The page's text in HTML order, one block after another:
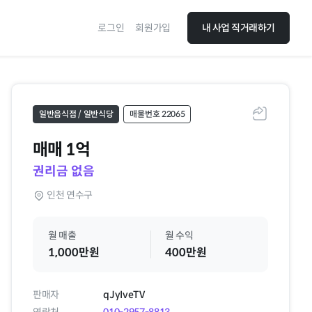
로그인 회원가입 내 사업 직거래하기
공유하기
일반음식점 / 일반식당 매물번호 22065
매매 1억
권리금 없음
인천 연수구
월 매출
1,000만원
월 수익
400만원
판매자
qJyIveTV